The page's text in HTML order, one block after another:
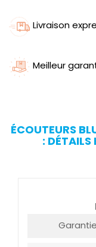
Livraison
Meilleur
ÉCOUTEURS
: DÉTAILS
Garantie